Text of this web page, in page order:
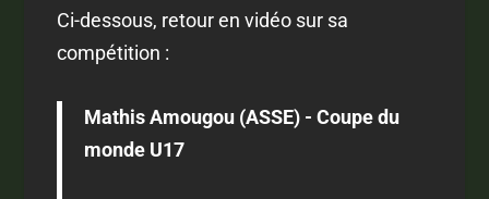
Ci-dessous, retour en vidéo sur sa
compétition :
Mathis Amougou (ASSE) - Coupe du
monde U17